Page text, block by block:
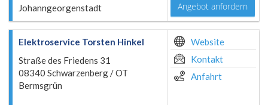
Johanngeorgenstadt
Angebot anfordern
Elektroservice Torsten Hinkel
Straße des Friedens 31
08340 Schwarzenberg / OT
Bermsgrün
Website
Kontakt
Anfahrt